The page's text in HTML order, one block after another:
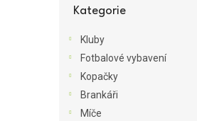
kategorie
Kategorie
Kluby
Fotbalové vybavení
Kopačky
Brankáři
Míče